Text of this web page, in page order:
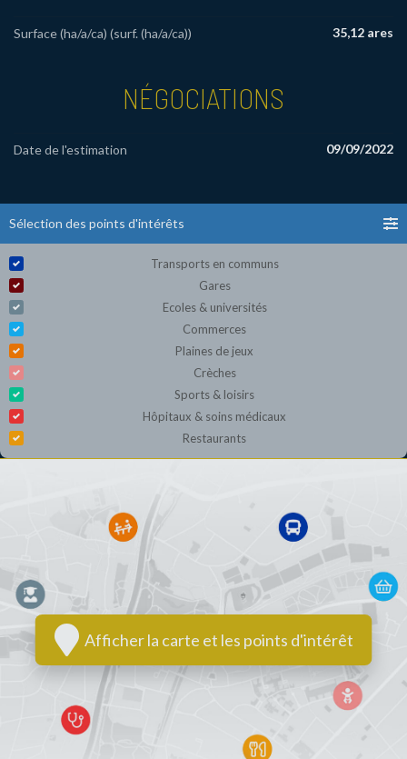
Surface (ha/a/ca) (surf. (ha/a/ca)) 35,12 ares
NÉGOCIATIONS
Date de l'estimation 09/09/2022
Sélection des points d'intérêts
Transports en communs
Gares
Ecoles & universités
Commerces
Plaines de jeux
Crèches
Sports & loisirs
Hôpitaux & soins médicaux
Restaurants
Afficher la carte et les points d'intérêt